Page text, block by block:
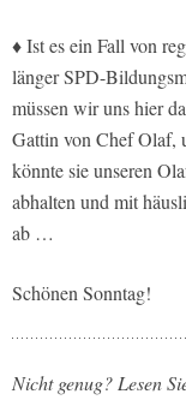
♦ Ist es ein Fall von
länger SPD-
müssen wir uns hier
Gattin von Chef Olaf,
könnte sie unseren
abhalten und mit
ab …
Schönen Sonntag!
Nicht genug? Lesen